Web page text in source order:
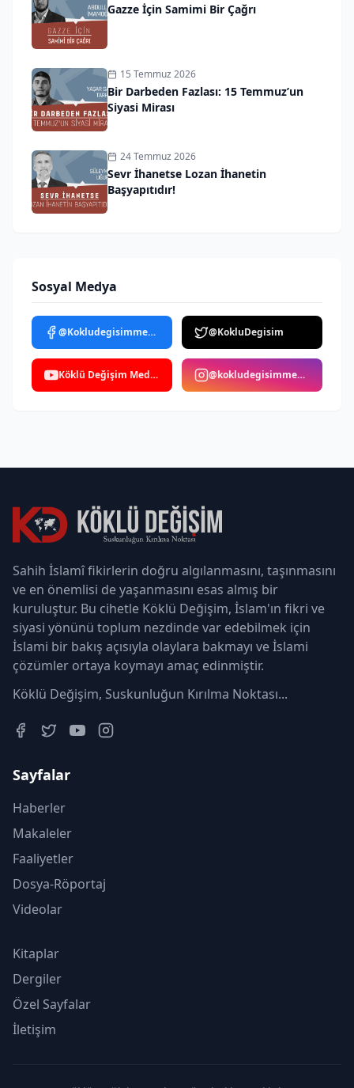
Gazze İçin Samimi Bir Çağrı
15 Temmuz 2026
Bir Darbeden Fazlası: 15 Temmuz’un
Siyasi Mirası
24 Temmuz 2026
Sevr İhanetse Lozan İhanetin
Başyapıtıdır!
Sosyal Medya
@Kokludegisimmedya @KokluDegisim
Köklü Değişim Medya @kokludegisimmedya
Sahih İslamî fikirlerin doğru algılanmasını, taşınmasını
ve en önemlisi de yaşanmasını esas almış bir
kuruluştur. Bu cihetle Köklü Değişim, İslam'ın fikri ve
siyasi yönünü toplum nezdinde var edebilmek için
İslami bir bakış açısıyla olaylara bakmayı ve İslami
çözümler ortaya koymayı amaç edinmiştir.
Köklü Değişim, Suskunluğun Kırılma Noktası...
Sayfalar
Haberler
Makaleler
Faaliyetler
Dosya-Röportaj
Videolar
Kitaplar
Dergiler
Özel Sayfalar
İletişim